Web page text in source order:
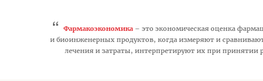
“ Фармакоэкономика– это экономическая оценка
и биоинженерных продуктов, когда измеряют и
лечения и затраты, интерпретируют их при принятии